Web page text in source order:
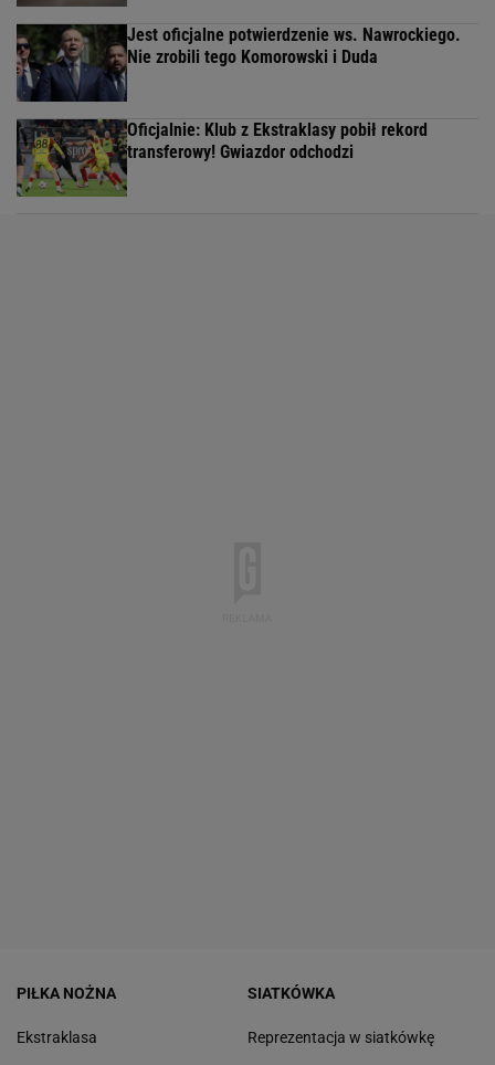
Jest oficjalne potwierdzenie ws. Nawrockiego.
Nie zrobili tego Komorowski i Duda
Oficjalnie: Klub z Ekstraklasy pobił rekord
transferowy! Gwiazdor odchodzi
PIŁKA NOŻNA
Ekstraklasa
SIATKÓWKA
Reprezentacja w siatkówkę